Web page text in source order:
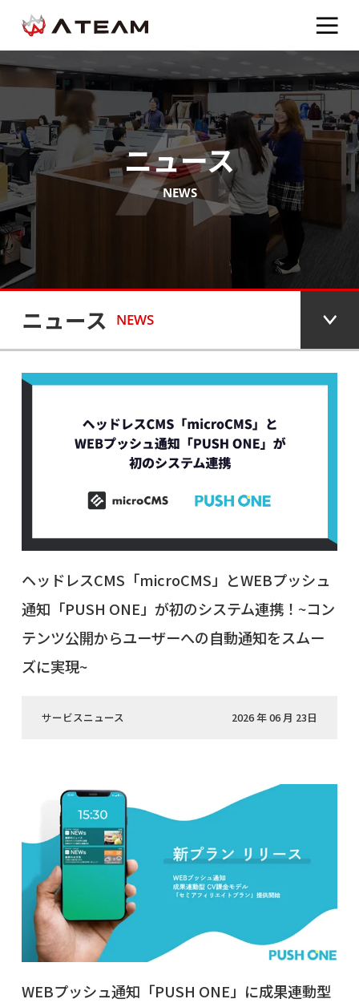
ニュース
NEWS
ニュース NEWS
ヘッドレスCMS「microCMS」とWEBプッシュ
通知「PUSH ONE」が初のシステム連携！~コン
テンツ公開からユーザーへの自動通知をスムー
ズに実現~
サービスニュース 2026 年 06 月 23日
WEBプッシュ通知「PUSH ONE」に成果連動型